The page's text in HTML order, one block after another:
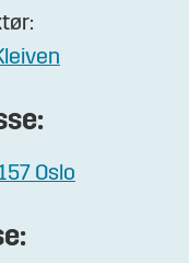
Oslo